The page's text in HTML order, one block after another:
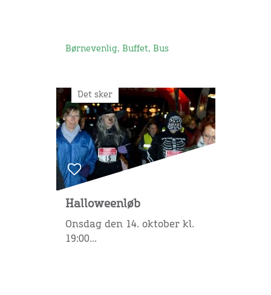
Børnevenlig, Buffet, Bus
Det sker
Halloweenløb
Onsdag den 14. oktober kl.
19:00...